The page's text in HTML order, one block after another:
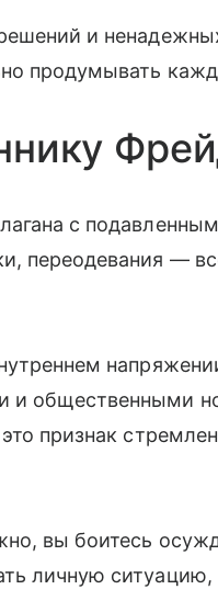
и
продумывать
с
переодевания —
и общественными
признак
вы боитесь
личную ситуацию,